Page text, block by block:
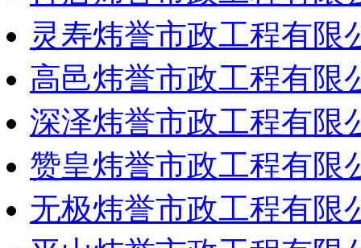
灵寿炜誉市政工程有限
高邑炜誉市政工程有限
深泽炜誉市政工程有限
赞皇炜誉市政工程有限
无极炜誉市政工程有限